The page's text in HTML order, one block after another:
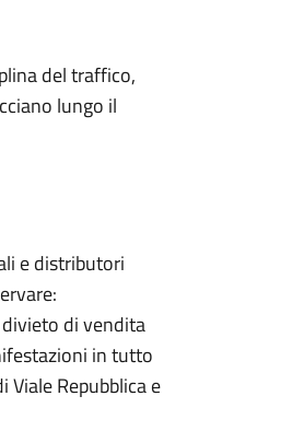
del traffico,
lungo il
e distributori
di vendita
in tutto
Repubblica e